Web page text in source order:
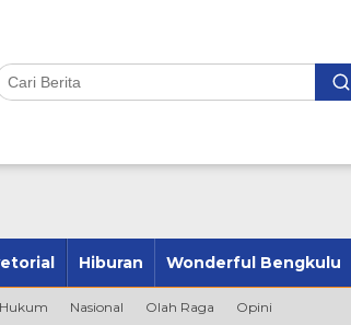
Hiburan Wonderful Bengkulu
Hukum Nasional Olah Raga Opini